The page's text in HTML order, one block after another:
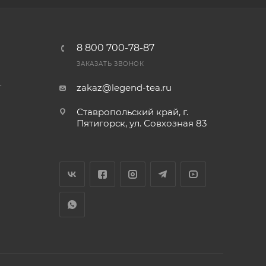
8 800 700-78-87
ЗАКАЗАТЬ ЗВОНОК
zakaz@legend-tea.ru
Ставропольский край, г.
Пятигорск, ул. Совхозная 83